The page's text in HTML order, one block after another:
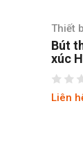
Thiết
Bút
xúc
Liên